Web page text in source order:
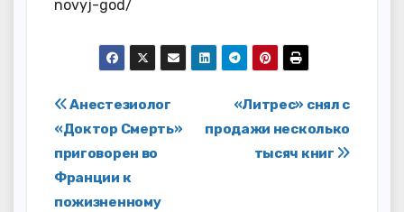
novyj-god/
Навигация
по
записям
«Литрес» снял с
продажи несколько
тысяч книг
Анестезиолог
«Доктор Смерть»
приговорен во
Франции к
пожизненному